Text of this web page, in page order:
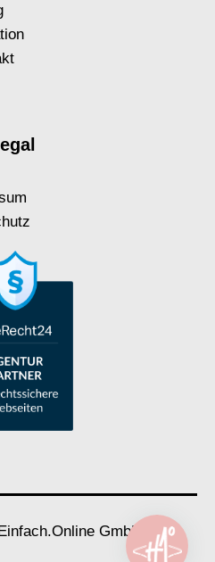




legal
GmbH